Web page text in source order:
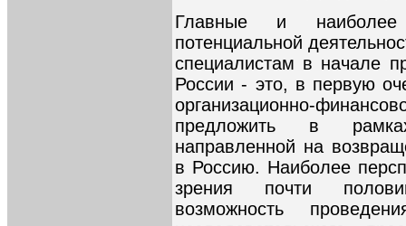
Главные и наиболее
потенциальной
специалистам в начале
России - это, в первую
организационно-
предложить в
направленной на
в Россию. Наиболее
зрения почти
возможность